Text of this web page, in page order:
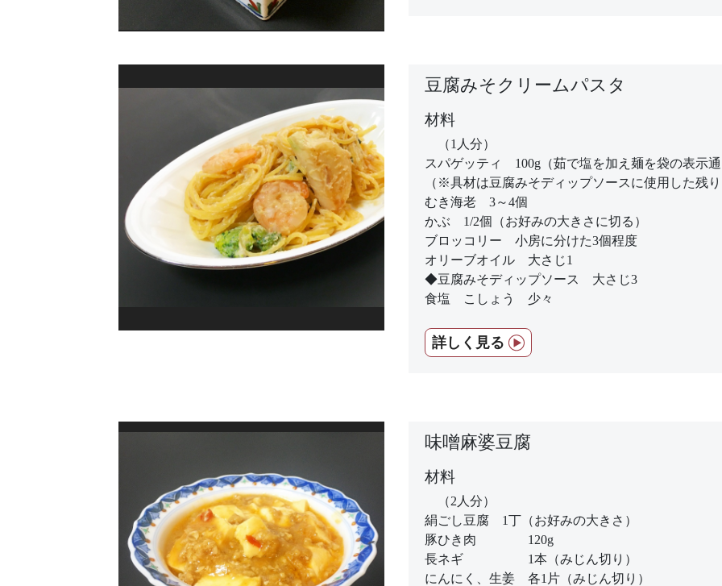
豆腐みそクリームパスタ
材料
（1人分）
スパゲッティ 100g（茹で塩を加え麺を袋の表示通
（※具材は豆腐みそディップソースに使用した残り
むき海老 3～4個
かぶ 1/2個（お好みの大きさに切る）
ブロッコリー 小房に分けた3個程度
オリーブオイル 大さじ1
◆豆腐みそディップソース 大さじ3
食塩 こしょう 少々
詳しく見る
味噌麻婆豆腐
材料
（2人分）
絹ごし豆腐 1丁（お好みの大きさ）
豚ひき肉 120g
長ネギ 1本（みじん切り）
にんにく、生姜 各1片（みじん切り）